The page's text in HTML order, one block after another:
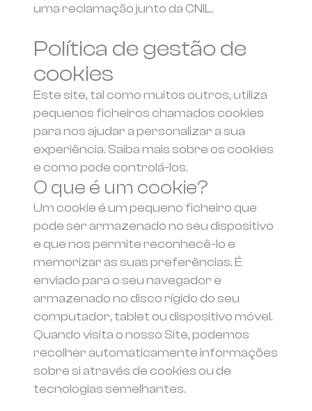
uma reclamação junto da CNIL.
Política de gestão de
cookies
Este site, tal como muitos outros, utiliza
pequenos ficheiros chamados cookies
para nos ajudar a personalizar a sua
experiência. Saiba mais sobre os cookies
e como pode controlá-los.
O que é um cookie?
Um cookie é um pequeno ficheiro que
pode ser armazenado no seu dispositivo
e que nos permite reconhecê-lo e
memorizar as suas preferências. É
enviado para o seu navegador e
armazenado no disco rígido do seu
computador, tablet ou dispositivo móvel.
Quando visita o nosso Site, podemos
recolher automaticamente informações
sobre si através de cookies ou de
tecnologias semelhantes.